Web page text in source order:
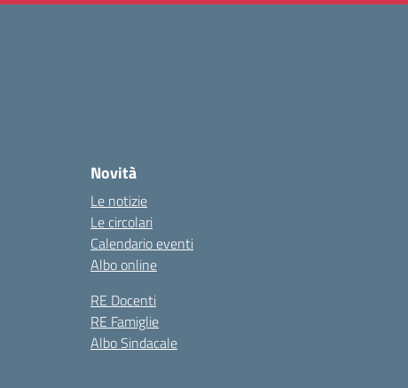
Novità
Le notizie
Le circolari
Calendario eventi
Albo online
RE Docenti
RE Famiglie
Albo Sindacale